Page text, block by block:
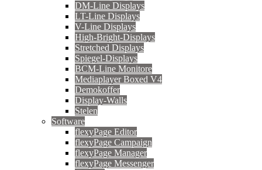
DM-Line Displays
LT-Line Displays
V-Line Displays
High-Bright-Displays
Stretched Displays
Spiegel-Displays
BCM-Line Monitore
Mediaplayer Boxed V4
Demokoffer
Display-Walls
Stelen
Software
flexyPage Editor
flexyPage Campaign
flexyPage Manager
flexyPage Messenger